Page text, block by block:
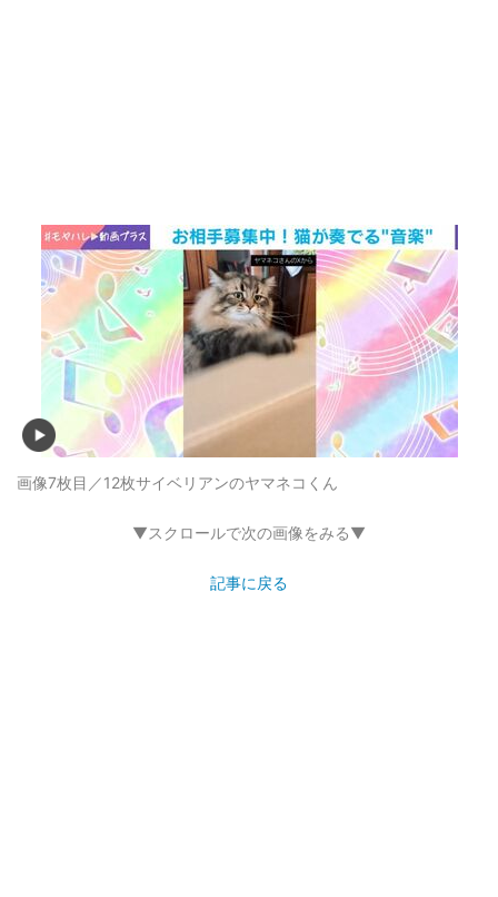
画像7枚目／12枚サイベリアンのヤマネコくん
▼スクロールで次の画像をみる▼
記事に戻る